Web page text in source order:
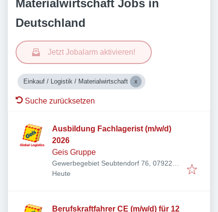
Materialwirtschaft Jobs in
Deutschland
Jetzt Jobalarm aktivieren!
Einkauf / Logistik / Materialwirtschaft
Suche zurücksetzen
Ausbildung Fachlagerist (m/w/d)
2026
Geis Gruppe
Gewerbegebiet Seubtendorf 76, 07922
Tanna, Deutschland
Veröffentlicht
Heute
Berufskraftfahrer CE (m/w/d) für 12